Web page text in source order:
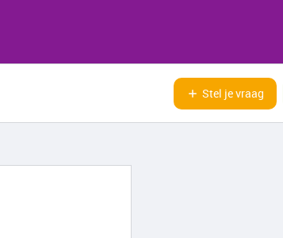
Stel je vraag